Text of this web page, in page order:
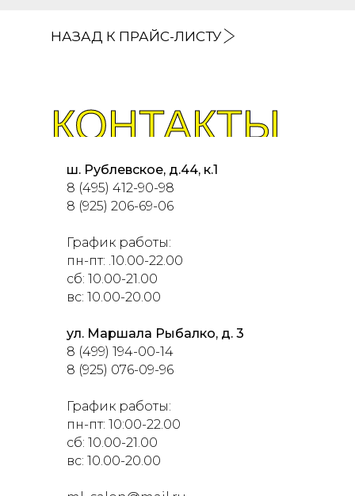
НАЗАД К ПРАЙС-ЛИСТУ
КОНТАКТЫ
ш. Рублевскоe, д.44, к.1
8 (495) 412-90-98
8 (925) 206-69-06
График работы:
пн-пт: .10.00-22.00
сб: 10.00-21.00
вс: 10.00-20.00
ул. Маршала Рыбалко, д. 3
8 (499) 194-00-14
8 (925) 076-09-96
График работы:
пн-пт: 10:00-22.00
сб: 10.00-21.00
вс: 10.00-20.00